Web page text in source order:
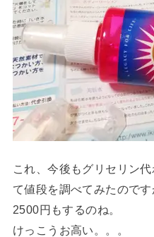
これ、今後もグリセリン
て値段を調べてみたので
2500円もするのね。
けっこうお高い。。。